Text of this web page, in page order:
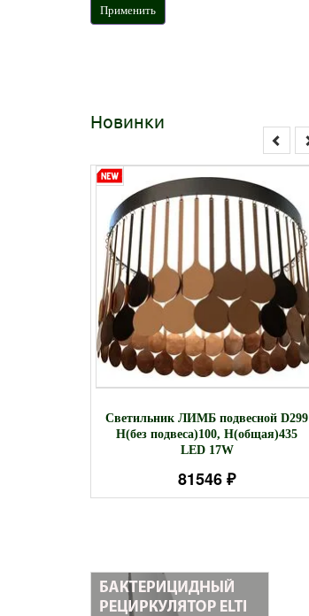
Новинки
Светильник ЛИМБ подвесной D299
H(без подвеса)100, H(общая)435
LED 17W
81546 ₽